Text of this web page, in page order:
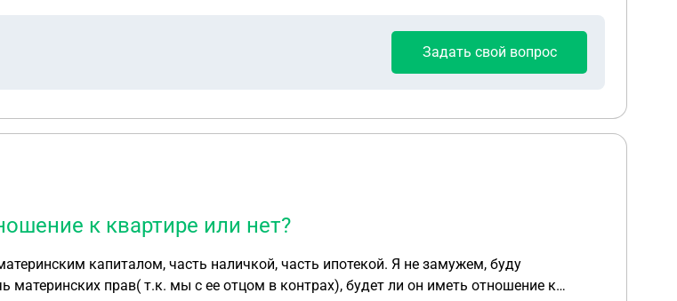
Задать свой вопрос
к квартире или нет?
т.к. мы с ее отцом в контрах), будет ли он иметь отношение к